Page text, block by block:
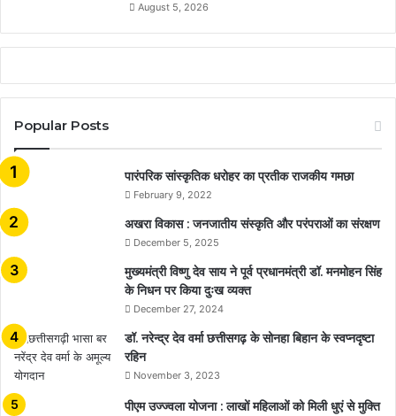
August 5, 2026
Popular Posts
​​​​​​​पारंपरिक सांस्कृतिक धरोहर का प्रतीक राजकीय गमछा
February 9, 2022
अखरा विकास : जनजातीय संस्कृति और परंपराओं का संरक्षण
December 5, 2025
मुख्यमंत्री विष्णु देव साय ने पूर्व प्रधानमंत्री डॉ. मनमोहन सिंह
के निधन पर किया दुःख व्यक्त
December 27, 2024
डॉ. नरेन्द्र देव वर्मा छत्तीसगढ़ के सोनहा बिहान के स्वप्नदृष्टा
रहिन
November 3, 2023
पीएम उज्ज्वला योजना : लाखों महिलाओं को मिली धुएं से मुक्ति